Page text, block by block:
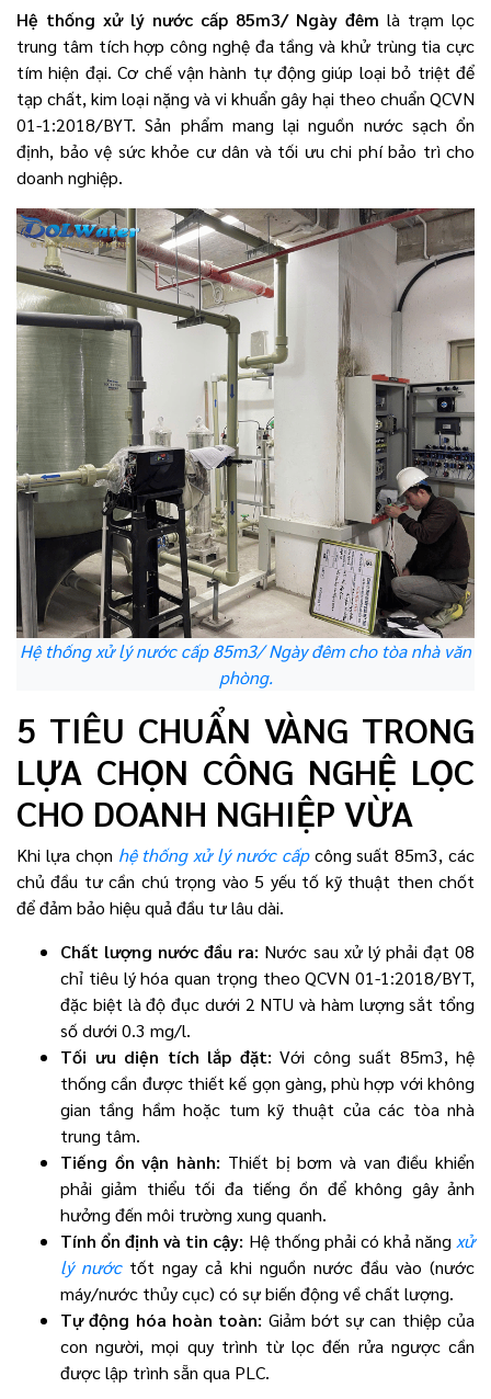
Hệ thống xử lý nước cấp 85m3/ Ngày đêm là trạm lọc
trung tâm tích hợp công nghệ đa tầng và khử trùng tia cực
tím hiện đại. Cơ chế vận hành tự động giúp loại bỏ triệt để
tạp chất, kim loại nặng và vi khuẩn gây hại theo chuẩn QCVN
01-1:2018/BYT. Sản phẩm mang lại nguồn nước sạch ổn
định, bảo vệ sức khỏe cư dân và tối ưu chi phí bảo trì cho
doanh nghiệp.
Hệ thống xử lý nước cấp 85m3/ Ngày đêm cho tòa nhà văn
phòng.
5 TIÊU CHUẨN VÀNG TRONG
LỰA CHỌN CÔNG NGHỆ LỌC
CHO DOANH NGHIỆP VỪA
Khi lựa chọn hệ thống xử lý nước cấpcông suất 85m3, các
chủ đầu tư cần chú trọng vào 5 yếu tố kỹ thuật then chốt
để đảm bảo hiệu quả đầu tư lâu dài.
Chất lượng nước đầu ra: Nước sau xử lý phải đạt 08
chỉ tiêu lý hóa quan trọng theo QCVN 01-1:2018/BYT,
đặc biệt là độ đục dưới 2 NTU và hàm lượng sắt tổng
số dưới 0.3 mg/l.
Tối ưu diện tích lắp đặt: Với công suất 85m3, hệ
thống cần được thiết kế gọn gàng, phù hợp với không
gian tầng hầm hoặc tum kỹ thuật của các tòa nhà
trung tâm.
Tiếng ồn vận hành: Thiết bị bơm và van điều khiển
phải giảm thiểu tối đa tiếng ồn để không gây ảnh
hưởng đến môi trường xung quanh.
Tính ổn định và tin cậy: Hệ thống phải có khả năng xử
lý nướctốt ngay cả khi nguồn nước đầu vào (nước
máy/nước thủy cục) có sự biến động về chất lượng.
Tự động hóa hoàn toàn: Giảm bớt sự can thiệp của
con người, mọi quy trình từ lọc đến rửa ngược cần
được lập trình sẵn qua PLC.